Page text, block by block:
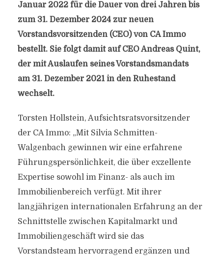
Januar 2022 für die Dauer von drei Jahren bis
zum 31. Dezember 2024 zur neuen
Vorstandsvorsitzenden (CEO) von CA Immo
bestellt. Sie folgt damit auf CEO Andreas Quint,
der mit Auslaufen seines Vorstandsmandats
am 31. Dezember 2021 in den Ruhestand
wechselt.
Torsten Hollstein, Aufsichtsratsvorsitzender
der CA Immo: „Mit Silvia Schmitten-
Walgenbach gewinnen wir eine erfahrene
Führungspersönlichkeit, die über exzellente
Expertise sowohl im Finanz- als auch im
Immobilienbereich verfügt. Mit ihrer
langjährigen internationalen Erfahrung an der
Schnittstelle zwischen Kapitalmarkt und
Immobiliengeschäft wird sie das
Vorstandsteam hervorragend ergänzen und